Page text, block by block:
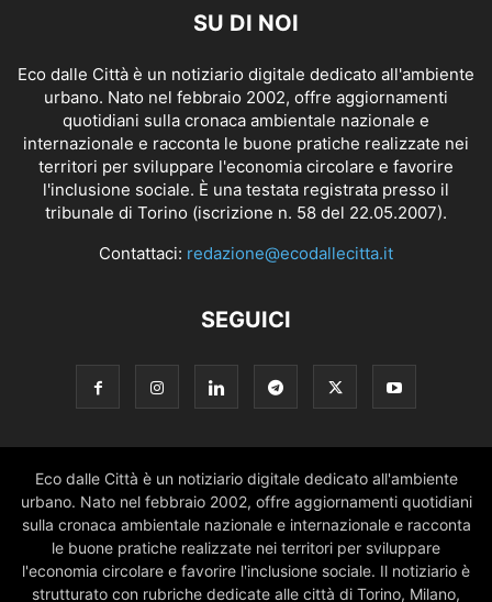
SU DI NOI
Eco dalle Città è un notiziario digitale dedicato all'ambiente
urbano. Nato nel febbraio 2002, offre aggiornamenti
quotidiani sulla cronaca ambientale nazionale e
internazionale e racconta le buone pratiche realizzate nei
territori per sviluppare l'economia circolare e favorire
l'inclusione sociale. È una testata registrata presso il
tribunale di Torino (iscrizione n. 58 del 22.05.2007).
Contattaci: redazione@ecodallecitta.it
SEGUICI
Eco dalle Città è un notiziario digitale dedicato all'ambiente
urbano. Nato nel febbraio 2002, offre aggiornamenti quotidiani
sulla cronaca ambientale nazionale e internazionale e racconta
le buone pratiche realizzate nei territori per sviluppare
l'economia circolare e favorire l'inclusione sociale. Il notiziario è
strutturato con rubriche dedicate alle città di Torino, Milano,